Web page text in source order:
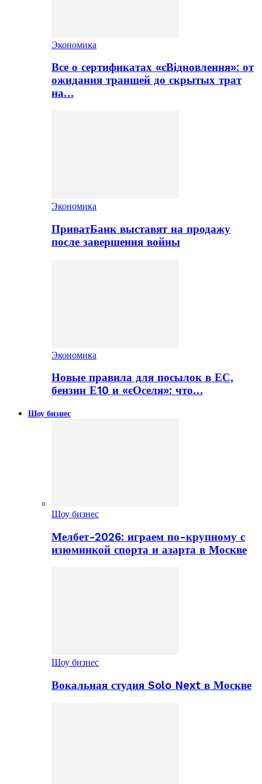
Экономика
Все о сертификатах «єВідновлення»: от
ожидания траншей до скрытых трат
на…
Экономика
ПриватБанк выставят на продажу
после завершения войны
Экономика
Новые правила для посылок в ЕС,
бензин Е10 и «єОселя»: что…
Шоу бизнес
Шоу бизнес
Мелбет-2026: играем по-крупному с
изюминкой спорта и азарта в Москве
Шоу бизнес
Вокальная студия Solo Next в Москве